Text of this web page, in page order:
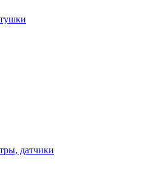
датчики